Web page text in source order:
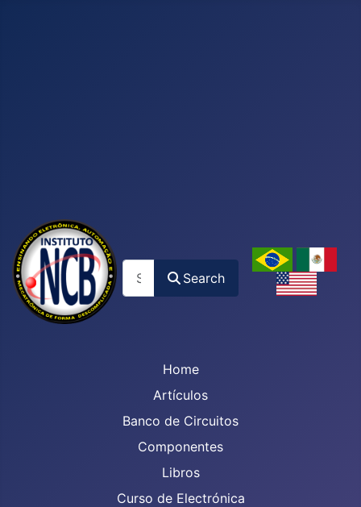
Search
Home
Artículos
Banco de Circuitos
Componentes
Libros
Curso de Electrónica